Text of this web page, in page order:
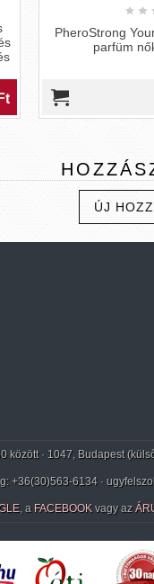
Your Choice -
parfüm nőknek (50ml)
9
ÚJ
között · 1047, Budapest
+36(30)563-6134 ·
, a FACEBOOK vagy az